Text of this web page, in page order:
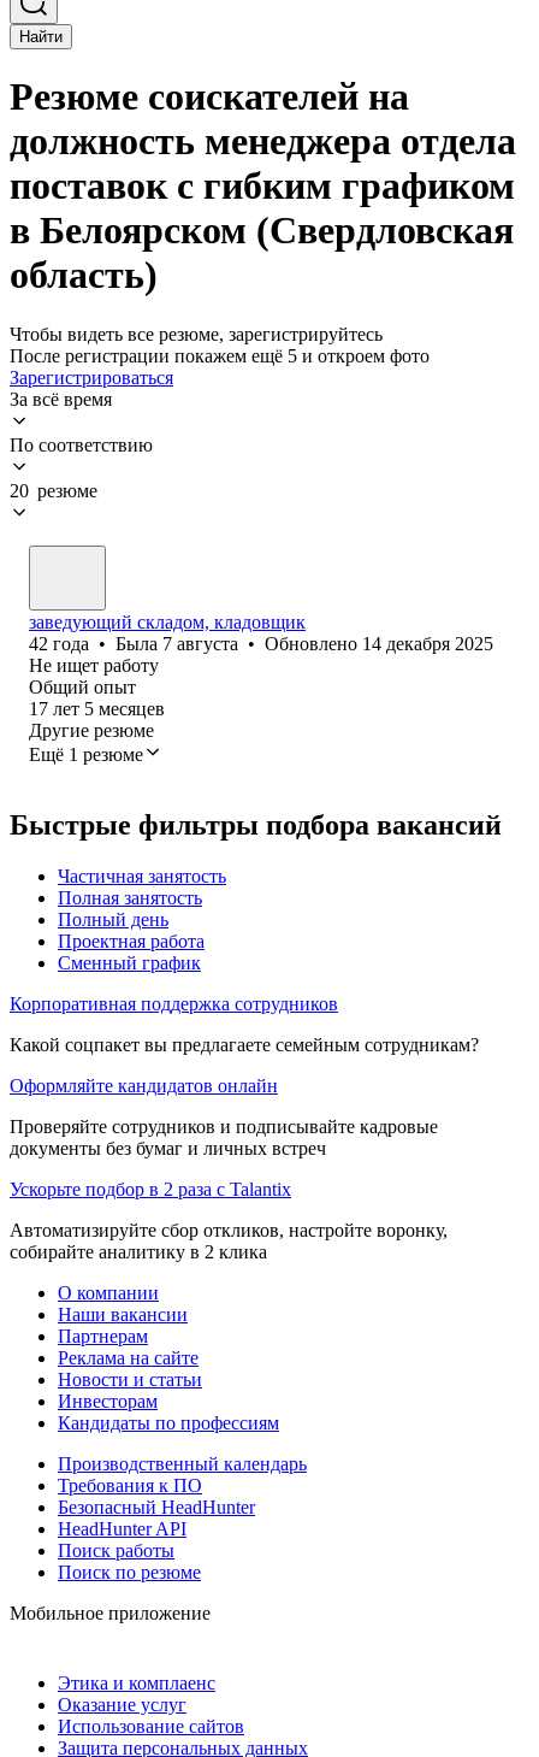
Найти
Резюме соискателей на
должность менеджера отдела
поставок с гибким графиком
в Белоярском (Свердловская
область)
Чтобы видеть все резюме, зарегистрируйтесь
После регистрации покажем ещё 5 и откроем фото
Зарегистрироваться
За всё время
По соответствию
20 резюме
заведующий складом, кладовщик
42 года • Была 7 августа • Обновлено 14 декабря 2025
Не ищет работу
Общий опыт
17 лет 5 месяцев
Другие резюме
Ещё 1 резюме
Быстрые фильтры подбора вакансий
Частичная занятость
Полная занятость
Полный день
Проектная работа
Сменный график
Корпоративная поддержка сотрудников
Какой соцпакет вы предлагаете семейным сотрудникам?
Оформляйте кандидатов онлайн
Проверяйте сотрудников и подписывайте кадровые
документы без бумаг и личных встреч
Ускорьте подбор в 2 раза с Talantix
Автоматизируйте сбор откликов, настройте воронку,
собирайте аналитику в 2 клика
О компании
Наши вакансии
Партнерам
Реклама на сайте
Новости и статьи
Инвесторам
Кандидаты по профессиям
Производственный календарь
Требования к ПО
Безопасный HeadHunter
HeadHunter API
Поиск работы
Поиск по резюме
Мобильное приложение
Этика и комплаенс
Оказание услуг
Использование сайтов
Защита персональных данных